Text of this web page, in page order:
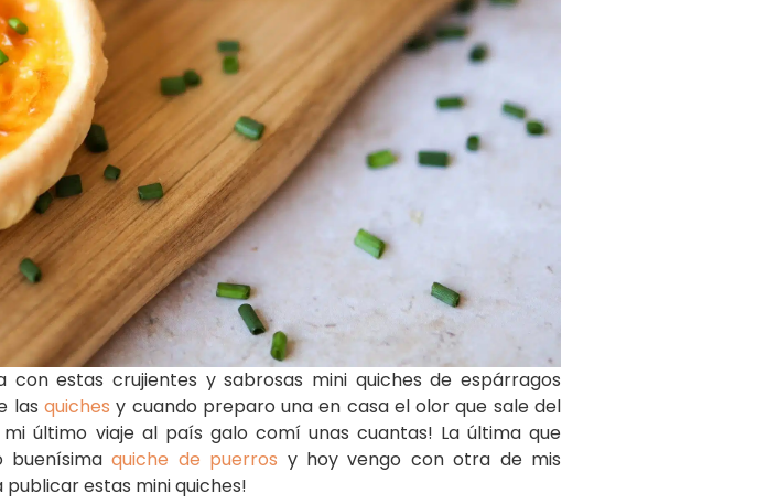
con estas crujientes y sabrosas mini quiches de espárragos
las quiches y cuando preparo una en casa el olor que sale del
último viaje al país galo comí unas cuantas! La última que
buenísimaquiche de puerros y hoy vengo con otra de mis
estas mini quiches!